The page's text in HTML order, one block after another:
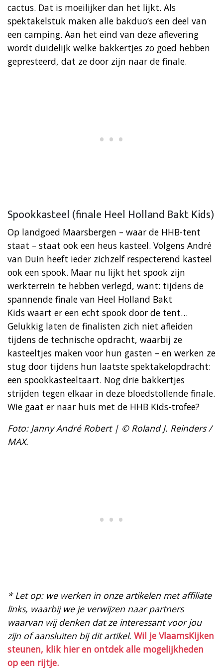
cactus. Dat is moeilijker dan het lijkt. Als
spektakelstuk maken alle bakduo’s een deel van
een camping. Aan het eind van deze aflevering
wordt duidelijk welke bakkertjes zo goed hebben
gepresteerd, dat ze door zijn naar de finale.
Spookkasteel (finale Heel Holland Bakt Kids)
Op landgoed Maarsbergen – waar de HHB-tent
staat – staat ook een heus kasteel. Volgens André
van Duin heeft ieder zichzelf respecterend kasteel
ook een spook. Maar nu lijkt het spook zijn
werkterrein te hebben verlegd, want: tijdens de
spannende finale van Heel Holland Bakt
Kids waart er een echt spook door de tent…
Gelukkig laten de finalisten zich niet afleiden
tijdens de technische opdracht, waarbij ze
kasteeltjes maken voor hun gasten – en werken ze
stug door tijdens hun laatste spektakelopdracht:
een spookkasteeltaart. Nog drie bakkertjes
strijden tegen elkaar in deze bloedstollende finale.
Wie gaat er naar huis met de HHB Kids-trofee?
Foto: Janny André Robert | © Roland J. Reinders /
MAX.
* Let op: we werken in onze artikelen met affiliate
links, waarbij we je verwijzen naar partners
waarvan wij denken dat ze interessant voor jou
zijn of aansluiten bij dit artikel. Wil je VlaamsKijken
steunen, klik hier en ontdek alle mogelijkheden
op een rijtje.